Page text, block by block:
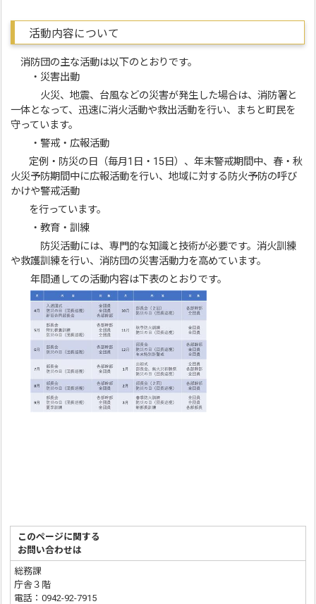
活動内容について
消防団の主な活動は以下のとおりです。
・災害出動
火災、地震、台風などの災害が発生した場合は、消防署と
一体となって、迅速に消火活動や救出活動を行い、まちと町民を
守っています。
・警戒・広報活動
定例・防災の日（毎月1日・15日）、年末警戒期間中、春・秋
火災予防期間中に広報活動を行い、地域に対する防火予防の呼び
かけや警戒活動
を行っています。
・教育・訓練
防災活動には、専門的な知識と技術が必要です。消火訓練
や救護訓練を行い、消防団の災害活動力を高めています。
年間通しての活動内容は下表のとおりです。
このページに関する
お問い合わせは
総務課
庁舎３階
電話：0942-92-7915